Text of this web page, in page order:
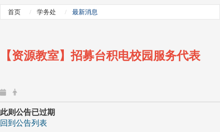
首页 学务处 最新消息
【资源教室】招募台积电校园服务代表
此则公告已过期
回到公告列表